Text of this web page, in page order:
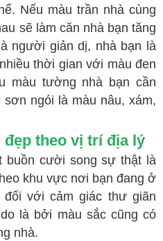
Nếu màu trần nhà cùng
sẽ làm căn nhà bạn tăng
người giản dị, nhà bạn là
thời gian với màu đen
màu tường nhà bạn cần
ngói là màu nâu, xám,
theo vị trí địa lý
cười song sự thật là
khu vực nơi bạn đang ở
với cảm giác thư giãn
là bởi màu sắc cũng có
nhà.